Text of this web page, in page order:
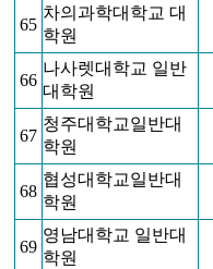
65
차의과학대학교 대
학원
66
나사렛대학교 일반
대학원
67
청주대학교일반대
학원
68
협성대학교일반대
학원
69
영남대학교 일반대
학원